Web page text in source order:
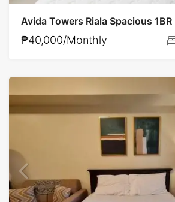
Avida Towers Riala Spacious
₱40,000/Monthly